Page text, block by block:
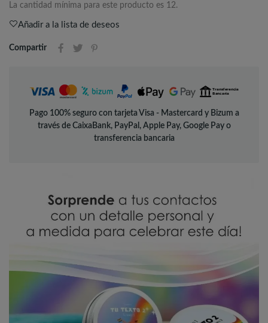
La cantidad mínima para este producto es 12.
Añadir a la lista de deseos
Compartir
Pago 100% seguro con tarjeta Visa - Mastercard y Bizum a
través de CaixaBank, PayPal, Apple Pay, Google Pay o
transferencia bancaria